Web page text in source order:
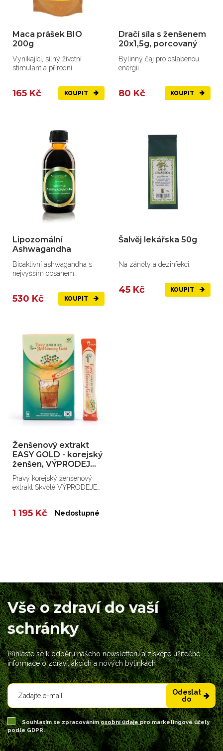
Maca prášek BIO
200g
Vynikající, silný životní
stimulant a přírodní
165 Kč KOUPIT
Dračí síla s ženšenem
20x1,5g, porcovaný
Bylinný čaj pro oslabenou
energii.
80 Kč KOUPIT
Lipozomální
Ashwagandha
Bioaktivní ashwagandha s
nejvyšším obsahem
530 Kč KOUPIT
Šalvěj lekářska 50g
Na záněty a dezinfekci.
45 Kč KOUPIT
Ženšenový extrakt
EASY GOLD - korejský
ženšen, VÝPRODEJ
2+1 !!!
Pravý korejský ženšenový
extrakt Skvělé VÝPRODEJE
1 195 Kč Nedostupné
Vše o zdraví do vaší
schránky
Přihlaste se k odběru našeho newsletteru a získejte užitečné
informace o zdraví, akcích a nových bylinkách
Odeslat
do
Souhlasím se zpracovánímosobní údajepro marketingové účely
podle GDPR.